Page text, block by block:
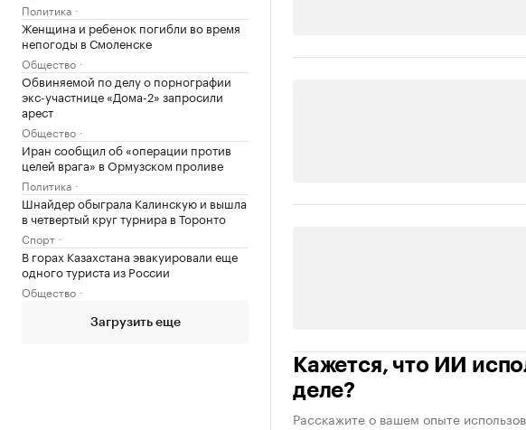
Политика
Женщина и ребенок погибли во время
непогоды в Смоленске
Общество
Обвиняемой по делу о порнографии
экс-участнице «Дома-2» запросили
арест
Общество
Иран сообщил об «операции против
целей врага» в Ормузском проливе
Политика
Шнайдер обыграла Калинскую и вышла
в четвертый круг турнира в Торонто
Спорт
В горах Казахстана эвакуировали еще
одного туриста из России
Общество
Загрузить еще
Кажется, что ИИ
деле?
Расскажите о вашем опыте